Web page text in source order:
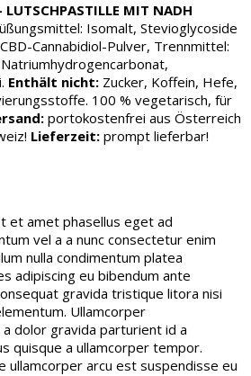
MIT NADH
Isomalt, Stevioglycoside
Cannabidiol-Pulver, Trennmittel:
Enthält nicht: Zucker, Koffein, Hefe,
100 % vegetarisch, für
portokostenfrei aus Österreich
Lieferzeit: prompt lieferbar!
et amet phasellus eget ad
vel a a nunc consectetur enim
nulla condimentum platea
adipiscing eu bibendum ante
gravida tristique litora nisi
Ullamcorper
dolor gravida parturient id a
quisque a ullamcorper tempor.
ullamcorper arcu est suspendisse eu